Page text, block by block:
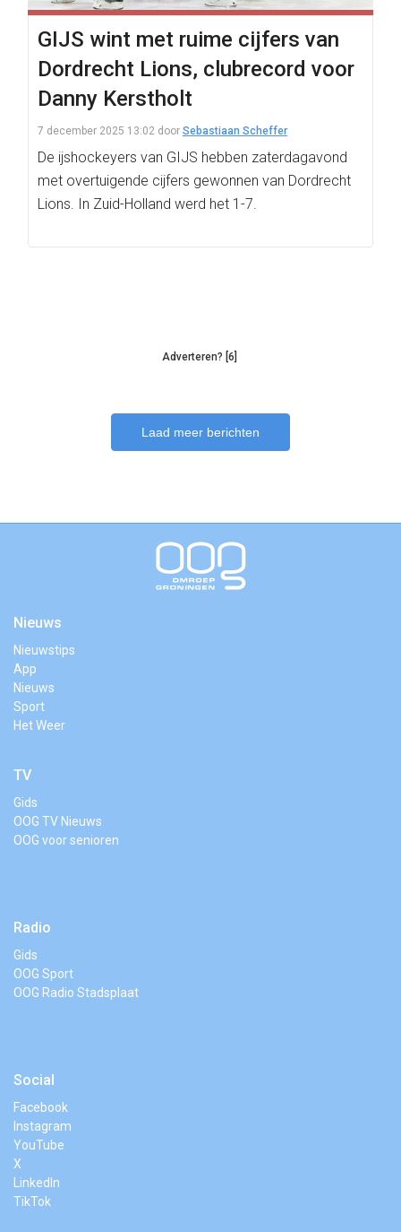
GIJS wint met ruime cijfers van
Dordrecht Lions, clubrecord voor
Danny Kerstholt
7 december 2025 13:02 door Sebastiaan Scheffer
De ijshockeyers van GIJS hebben zaterdagavond
met overtuigende cijfers gewonnen van Dordrecht
Lions. In Zuid-Holland werd het 1-7.
Adverteren? [6]
Laad meer berichten
Nieuws
Nieuwstips
App
Nieuws
Sport
Het Weer
TV
Gids
OOG TV Nieuws
OOG voor senioren
Radio
Gids
OOG Sport
OOG Radio Stadsplaat
Social
Facebook
Instagram
YouTube
X
LinkedIn
TikTok